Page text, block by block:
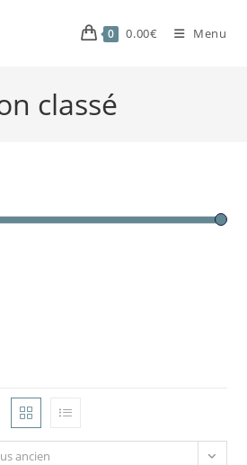
0 0.00€ Menu
classé
ancien